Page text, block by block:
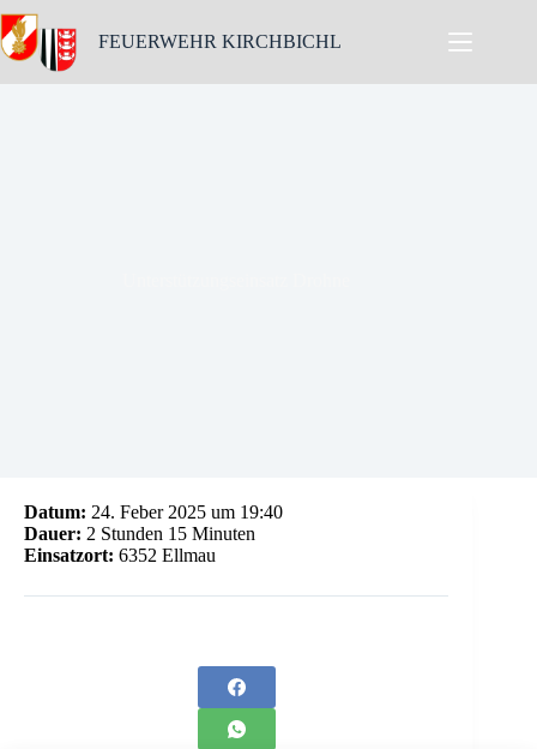
Skip
to
content
FEUERWEHR KIRCHBICHL
Datum: 24. Feber 2025 um 19:40
Dauer: 2 Stunden 15 Minuten
Einsatzort: 6352 Ellmau